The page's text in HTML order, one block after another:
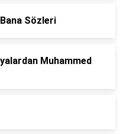
Sözleri
Muhammed